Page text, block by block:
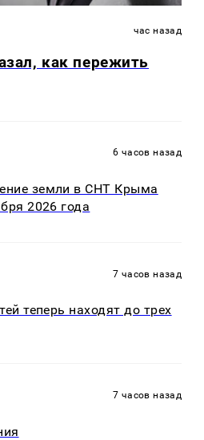
час назад
как пережить
6 часов назад
земли в СНТ Крыма
2026 года
7 часов назад
теперь находят до трех
7 часов назад